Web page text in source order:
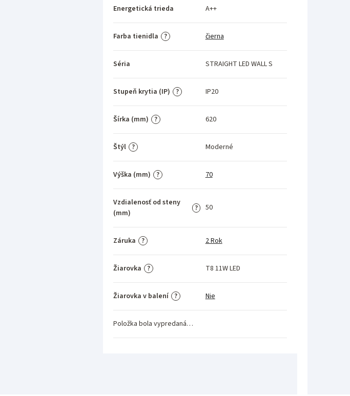
Energetická trieda A++
?
Farba tienidla čierna
Séria STRAIGHT LED WALL S
?
Stupeň krytia (IP) IP20
?
Šírka (mm) 620
?
Štýl Moderné
?
Výška (mm) 70
?
Vzdialenosť od steny
(mm)
50
?
Záruka 2 Rok
?
Žiarovka T8 11W LED
?
Žiarovka v balení Nie
Položka bola vypredaná…